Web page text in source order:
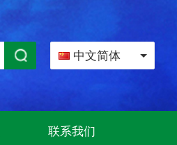
中文简体
联系我们